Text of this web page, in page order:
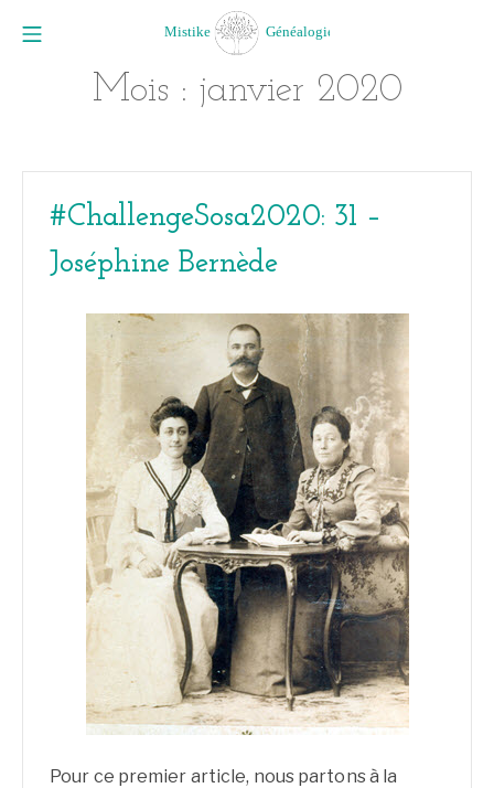
Menu mobile
Mistike Généalogie
Mois : janvier 2020
#ChallengeSosa2020: 31 –
Joséphine Bernède
Pour ce premier article, nous partons à la